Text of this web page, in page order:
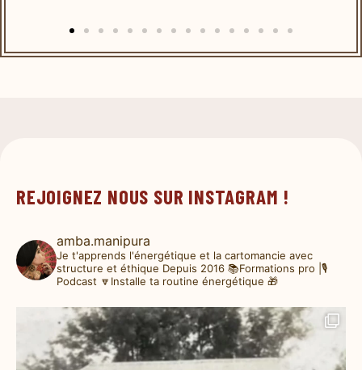
REJOIGNEZ NOUS SUR INSTAGRAM !
amba.manipura
Je t'apprends l'énergétique et la cartomancie avec
structure et éthique Depuis 2016 📚Formations pro |🎙️
Podcast 🔽Installe ta routine énergétique 🎁